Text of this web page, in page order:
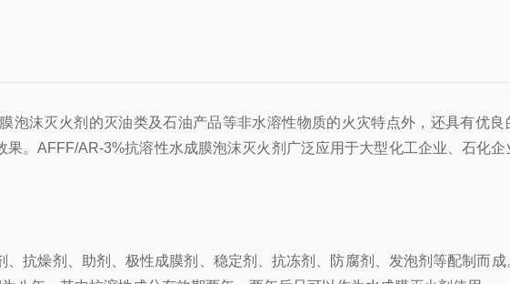
沫灭火剂的灭油类及石油产品等非水溶性物质的火灾特点外，还具有优良
。AFFF/AR-3%抗溶性水成膜泡沫灭火剂广泛应用于大型化工企业、石化企
抗燥剂、助剂、极性成膜剂、稳定剂、抗冻剂、防腐剂、发泡剂等配制而成